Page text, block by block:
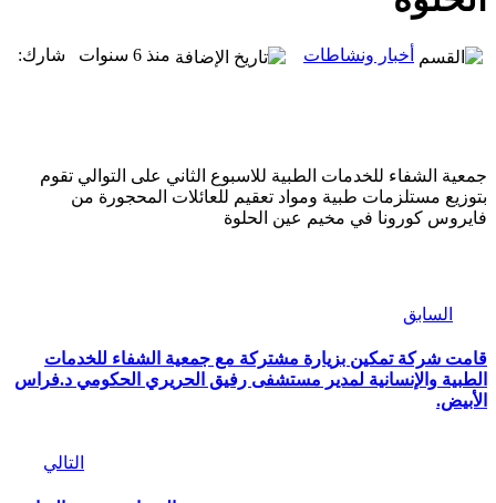
أخبار ونشاطات منذ 6 سنوات شارك:
جمعية الشفاء للخدمات الطبية للاسبوع الثاني على التوالي تقوم
بتوزيع مستلزمات طبية ومواد تعقيم للعائلات المحجورة من
فايروس كورونا في مخيم عين الحلوة
السابق
قامت شركة تمكين بزيارة مشتركة مع جمعية الشفاء للخدمات
الطبية والإنسانية لمدير مستشفى رفيق الحريري الحكومي د.فراس
الأبيض.
التالي